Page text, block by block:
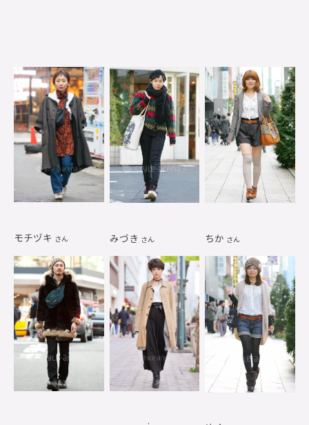
モチヅキ さん みづき さん ちか さん